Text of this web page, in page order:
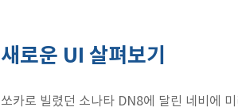
새로운 UI 살펴보기
쏘카로 빌렸던 소나타 DN8에 달린 네비에